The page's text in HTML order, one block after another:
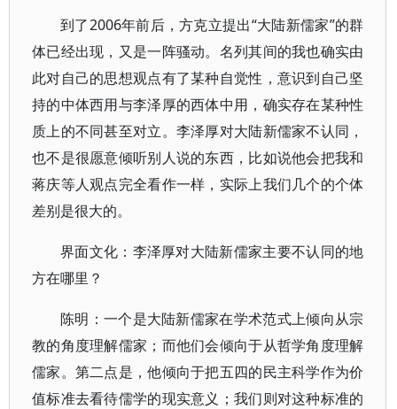
到了2006年前后，方克立提出“大陆新儒家”的群
体已经出现，又是一阵骚动。名列其间的我也确实由
此对自己的思想观点有了某种自觉性，意识到自己坚
持的中体西用与李泽厚的西体中用，确实存在某种性
质上的不同甚至对立。李泽厚对大陆新儒家不认同，
也不是很愿意倾听别人说的东西，比如说他会把我和
蒋庆等人观点完全看作一样，实际上我们几个的个体
差别是很大的。
界面文化：李泽厚对大陆新儒家主要不认同的地
方在哪里？
陈明：一个是大陆新儒家在学术范式上倾向从宗
教的角度理解儒家；而他们会倾向于从哲学角度理解
儒家。第二点是，他倾向于把五四的民主科学作为价
值标准去看待儒学的现实意义；我们则对这种标准的